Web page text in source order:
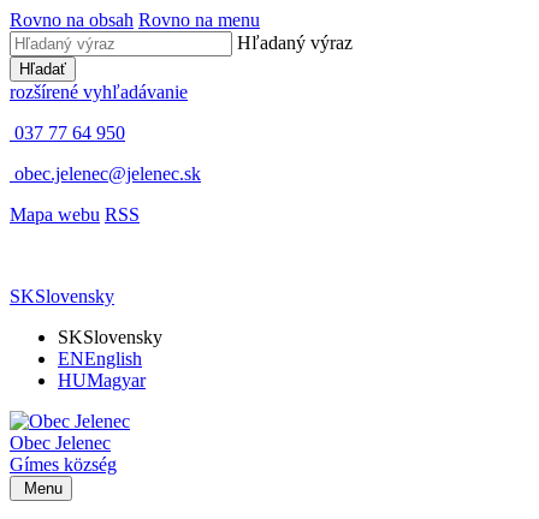
Rovno na obsah Rovno na menu
Hľadaný výraz
Hľadať
rozšírené vyhľadávanie
037 77 64 950
obec.jelenec@jelenec.sk
Mapa webu RSS
SKSlovensky
SKSlovensky
ENEnglish
HUMagyar
Obec Jelenec
Gímes község
Menu